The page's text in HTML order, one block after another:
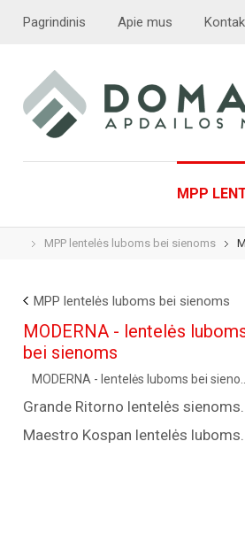
Pagrindinis Apie mus
MPP
MPP lentelės luboms bei sienoms
MPP lentelės luboms bei sienoms
MODERNA - lentelės
bei sienoms
Grande
Maestro